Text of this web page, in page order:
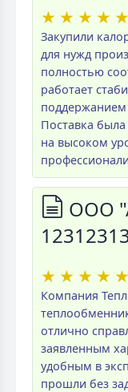
★ ★ ★ ★ ★
Закупили
для нужд
полностью
работает
Поставка
на высоком
ООО
★ ★ ★ ★ ★
Компания
отлично
заявленным
удобным в
прошли без